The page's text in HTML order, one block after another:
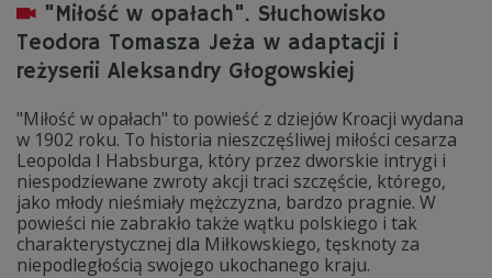
"Miłość w opałach". Słuchowisko
Teodora Tomasza Jeża w adaptacji i
reżyserii Aleksandry Głogowskiej
"Miłość w opałach" to powieść z dziejów Kroacji wydana
w 1902 roku. To historia nieszczęśliwej miłości cesarza
Leopolda I Habsburga, który przez dworskie intrygi i
niespodziewane zwroty akcji traci szczęście, którego,
jako młody nieśmiały mężczyzna, bardzo pragnie. W
powieści nie zabrakło także wątku polskiego i tak
charakterystycznej dla Miłkowskiego, tęsknoty za
niepodległością swojego ukochanego kraju.